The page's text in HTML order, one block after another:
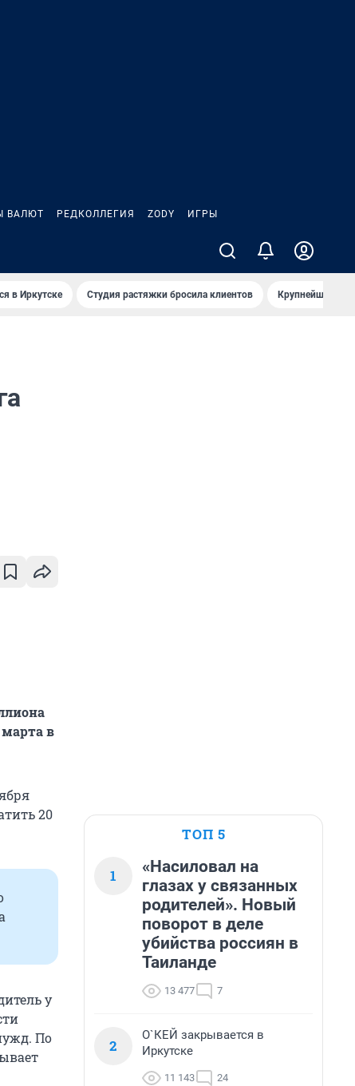
ВАЛЮТ РЕДКОЛЛЕГИЯ ZODY ИГРЫ
в Иркутске Студия растяжки бросила клиентов Крупнейшие
в
20
у
По
ТОП 5
1
«Насиловал на
глазах у связанных
родителей». Новый
поворот в деле
убийства россиян в
Таиланде
13 477 7
2
О`КЕЙ закрывается в
Иркутске
11 143 24